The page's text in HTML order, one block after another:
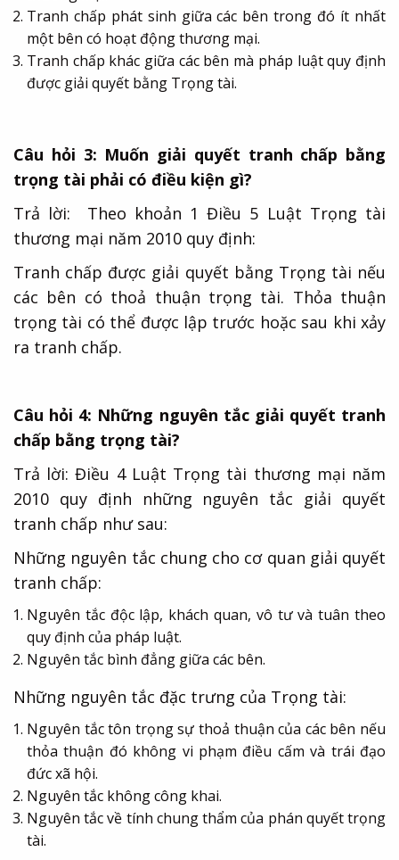
Tranh chấp phát sinh giữa các bên trong đó ít nhất
một bên có hoạt động thương mại.
Tranh chấp khác giữa các bên mà pháp luật quy định
được giải quyết bằng Trọng tài.
Câu hỏi 3: Muốn giải quyết tranh chấp bằng
trọng tài phải có điều kiện gì?
Trả lời: Theo khoản 1 Điều 5 Luật Trọng tài
thương mại năm 2010 quy định:
Tranh chấp được giải quyết bằng Trọng tài nếu
các bên có thoả thuận trọng tài. Thỏa thuận
trọng tài có thể được lập trước hoặc sau khi xảy
ra tranh chấp.
Câu hỏi 4: Những nguyên tắc giải quyết tranh
chấp bằng trọng tài?
Trả lời: Điều 4 Luật Trọng tài thương mại năm
2010 quy định những nguyên tắc giải quyết
tranh chấp như sau:
Những nguyên tắc chung cho cơ quan giải quyết
tranh chấp:
Nguyên tắc độc lập, khách quan, vô tư và tuân theo
quy định của pháp luật.
Nguyên tắc bình đẳng giữa các bên.
Những nguyên tắc đặc trưng của Trọng tài:
Nguyên tắc tôn trọng sự thoả thuận của các bên nếu
thỏa thuận đó không vi phạm điều cấm và trái đạo
đức xã hội.
Nguyên tắc không công khai.
Nguyên tắc về tính chung thẩm của phán quyết trọng
tài.